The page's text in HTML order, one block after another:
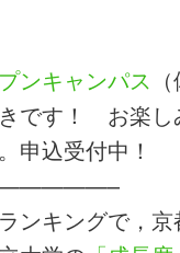
ンキャンパス
です！ お楽し
申込受付中！
ンキングで，